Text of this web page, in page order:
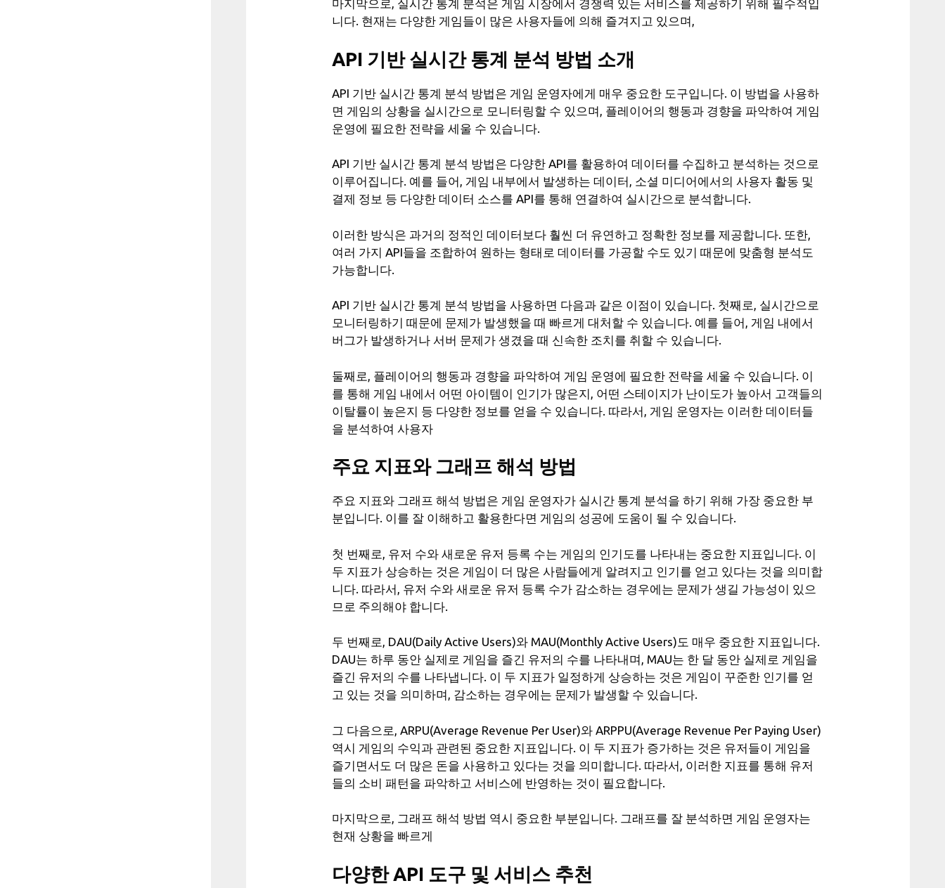
마지막으로, 실시간 통계 분석은 게임 시장에서 경쟁력 있는 서비스를 제공하기 위해 필수적입
니다. 현재는 다양한 게임들이 많은 사용자들에 의해 즐겨지고 있으며,
API 기반 실시간 통계 분석 방법 소개
API 기반 실시간 통계 분석 방법은 게임 운영자에게 매우 중요한 도구입니다. 이 방법을 사용하
면 게임의 상황을 실시간으로 모니터링할 수 있으며, 플레이어의 행동과 경향을 파악하여 게임
운영에 필요한 전략을 세울 수 있습니다.
API 기반 실시간 통계 분석 방법은 다양한 API를 활용하여 데이터를 수집하고 분석하는 것으로
이루어집니다. 예를 들어, 게임 내부에서 발생하는 데이터, 소셜 미디어에서의 사용자 활동 및
결제 정보 등 다양한 데이터 소스를 API를 통해 연결하여 실시간으로 분석합니다.
이러한 방식은 과거의 정적인 데이터보다 훨씬 더 유연하고 정확한 정보를 제공합니다. 또한,
여러 가지 API들을 조합하여 원하는 형태로 데이터를 가공할 수도 있기 때문에 맞춤형 분석도
가능합니다.
API 기반 실시간 통계 분석 방법을 사용하면 다음과 같은 이점이 있습니다. 첫째로, 실시간으로
모니터링하기 때문에 문제가 발생했을 때 빠르게 대처할 수 있습니다. 예를 들어, 게임 내에서
버그가 발생하거나 서버 문제가 생겼을 때 신속한 조치를 취할 수 있습니다.
둘째로, 플레이어의 행동과 경향을 파악하여 게임 운영에 필요한 전략을 세울 수 있습니다. 이
를 통해 게임 내에서 어떤 아이템이 인기가 많은지, 어떤 스테이지가 난이도가 높아서 고객들의
이탈률이 높은지 등 다양한 정보를 얻을 수 있습니다. 따라서, 게임 운영자는 이러한 데이터들
을 분석하여 사용자
주요 지표와 그래프 해석 방법
주요 지표와 그래프 해석 방법은 게임 운영자가 실시간 통계 분석을 하기 위해 가장 중요한 부
분입니다. 이를 잘 이해하고 활용한다면 게임의 성공에 도움이 될 수 있습니다.
첫 번째로, 유저 수와 새로운 유저 등록 수는 게임의 인기도를 나타내는 중요한 지표입니다. 이
두 지표가 상승하는 것은 게임이 더 많은 사람들에게 알려지고 인기를 얻고 있다는 것을 의미합
니다. 따라서, 유저 수와 새로운 유저 등록 수가 감소하는 경우에는 문제가 생길 가능성이 있으
므로 주의해야 합니다.
두 번째로, DAU(Daily Active Users)와 MAU(Monthly Active Users)도 매우 중요한 지표입니다.
DAU는 하루 동안 실제로 게임을 즐긴 유저의 수를 나타내며, MAU는 한 달 동안 실제로 게임을
즐긴 유저의 수를 나타냅니다. 이 두 지표가 일정하게 상승하는 것은 게임이 꾸준한 인기를 얻
고 있는 것을 의미하며, 감소하는 경우에는 문제가 발생할 수 있습니다.
그 다음으로, ARPU(Average Revenue Per User)와 ARPPU(Average Revenue Per Paying User)
역시 게임의 수익과 관련된 중요한 지표입니다. 이 두 지표가 증가하는 것은 유저들이 게임을
즐기면서도 더 많은 돈을 사용하고 있다는 것을 의미합니다. 따라서, 이러한 지표를 통해 유저
들의 소비 패턴을 파악하고 서비스에 반영하는 것이 필요합니다.
마지막으로, 그래프 해석 방법 역시 중요한 부분입니다. 그래프를 잘 분석하면 게임 운영자는
현재 상황을 빠르게
다양한 API 도구 및 서비스 추천